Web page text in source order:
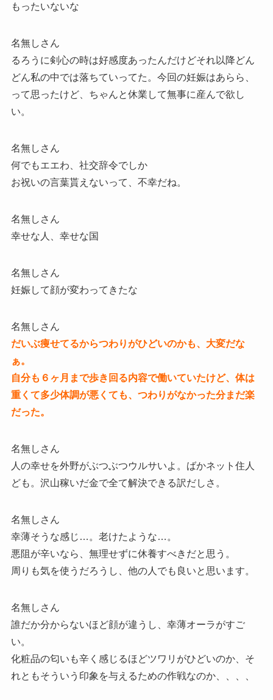
もったいないな
名無しさん
るろうに剣心の時は好感度あったんだけどそれ以降どん
どん私の中では落ちていってた。今回の妊娠はあらら、
って思ったけど、ちゃんと休業して無事に産んで欲し
い。
名無しさん
何でもエエわ、社交辞令でしか
お祝いの言葉貰えないって、不幸だね。
名無しさん
幸せな人、幸せな国
名無しさん
妊娠して顔が変わってきたな
名無しさん
だいぶ痩せてるからつわりがひどいのかも、大変だな
ぁ。
自分も６ヶ月まで歩き回る内容で働いていたけど、体は
重くて多少体調が悪くても、つわりがなかった分まだ楽
だった。
名無しさん
人の幸せを外野がぶつぶつウルサいよ。ばかネット住人
ども。沢山稼いだ金で全て解決できる訳だしさ。
名無しさん
幸薄そうな感じ…。老けたような…。
悪阻が辛いなら、無理せずに休養すべきだと思う。
周りも気を使うだろうし、他の人でも良いと思います。
名無しさん
誰だか分からないほど顔が違うし、幸薄オーラがすご
い。
化粧品の匂いも辛く感じるほどツワリがひどいのか、そ
れともそういう印象を与えるための作戦なのか、、、、